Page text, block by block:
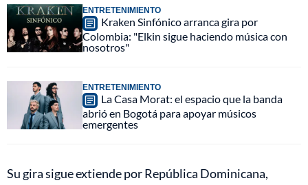
ENTRETENIMIENTO
Kraken Sinfónico arranca gira por
Colombia: "Elkin sigue haciendo música con
nosotros"
ENTRETENIMIENTO
La Casa Morat: el espacio que la banda
abrió en Bogotá para apoyar músicos
emergentes
Su gira sigue extiende por República Dominicana,